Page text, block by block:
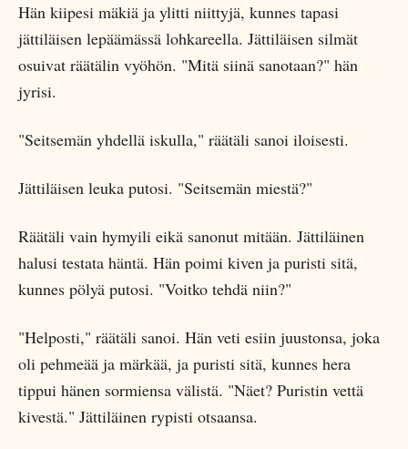
Hän kiipesi mäkiä ja ylitti niittyjä, kunnes tapasi
jättiläisen lepäämässä lohkareella. Jättiläisen silmät
osuivat räätälin vyöhön. "Mitä siinä sanotaan?" hän
jyrisi.
"Seitsemän yhdellä iskulla," räätäli sanoi iloisesti.
Jättiläisen leuka putosi. "Seitsemän miestä?"
Räätäli vain hymyili eikä sanonut mitään. Jättiläinen
halusi testata häntä. Hän poimi kiven ja puristi sitä,
kunnes pölyä putosi. "Voitko tehdä niin?"
"Helposti," räätäli sanoi. Hän veti esiin juustonsa, joka
oli pehmeää ja märkää, ja puristi sitä, kunnes hera
tippui hänen sormiensa välistä. "Näet? Puristin vettä
kivestä." Jättiläinen rypisti otsaansa.